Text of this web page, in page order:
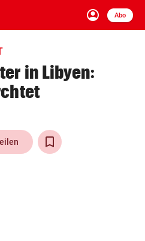
account_circle
Anmelden
Abo
close Schließen
arrow_right
in Libyen: